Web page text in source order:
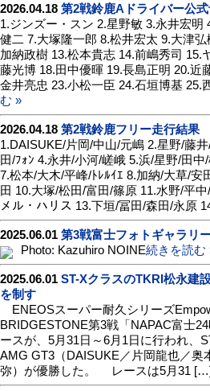
2026.04.18 第2戦鈴鹿Aドライバー公
1.ジンズー・スン 2.星野敏 3.永井宏明
健二 7.大塚隆一郎 8.松井宏太 9.大津
加納政樹 13.松本貴志 14.前嶋秀司 15.
藤光博 18.田中優暉 19.長島正明 20.近
金井亮忠 23.小松一臣 24.石垣博基 25.
む »
2026.04.18 第2戦鈴鹿フリー走行結果
1.DAISUKE/片岡/中山/元嶋 2.星野/藤
田/ﾌｫﾝ 4.永井/小河/嵯峨 5.浜/星野/田
7.松本/大木/平峰/ﾄﾚﾙｲｴ 8.加納/大草/安
田 10.大塚/松田/富田/篠原 11.水野/平
メル・ハリス 13.下垣/冨田/森田/永原
2025.06.01 第3戦富士フォトギャラリ
Photo: Kazuhiro NOINE続きを読む
2025.06.01 ST-XクラスのTKRI松永建
を制す
ENEOSスーパー耐久シリーズ
BRIDGESTONE第3戦「NAPAC富士
ースが、5月31日～6月1日に行われ、
AMG GT3（DAISUKE／片岡龍也／奥
弥）が優勝した。 レースは5月31